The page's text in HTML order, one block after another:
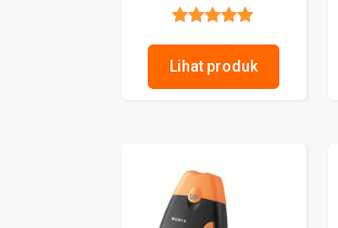
Lihat produk